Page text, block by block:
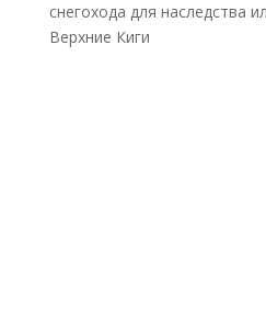
снегохода для наследства
Верхние Киги